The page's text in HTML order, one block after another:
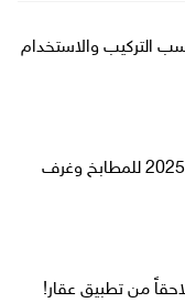
التركيب والاستخدام
اشكال جبس بورد عصرية 2025 للمطابخ وغرف
من تطبيق عقار!